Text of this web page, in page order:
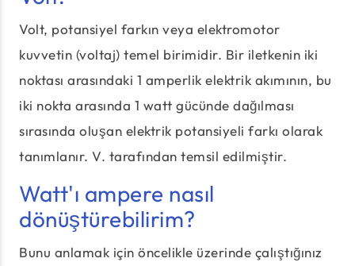
Volt, potansiyel farkın veya elektromotor
kuvvetin (voltaj) temel birimidir. Bir iletkenin iki
noktası arasındaki 1 amperlik elektrik akımının, bu
iki nokta arasında 1 watt gücünde dağılması
sırasında oluşan elektrik potansiyeli farkı olarak
tanımlanır. V. tarafından temsil edilmiştir.
Watt'ı ampere nasıl
dönüştürebilirim?
Bunu anlamak için öncelikle üzerinde çalıştığınız